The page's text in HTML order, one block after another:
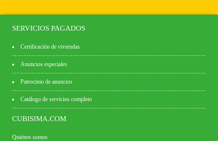
SERVICIOS PAGADOS
Certificación de viviendas
Anuncios especiales
Patrocinio de anuncios
Catálogo de servicios completo
CUBISIMA.COM
Quiénes somos